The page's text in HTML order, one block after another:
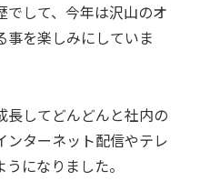
でして、今年は沢山のオ
事を楽しみにしていま
長してどんどんと社内の
ンターネット配信やテレ
になりました。